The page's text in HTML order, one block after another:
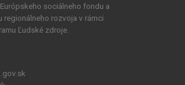
sociálneho fondu a
regionálneho rozvoja v rámci
Ľudské zdroje.